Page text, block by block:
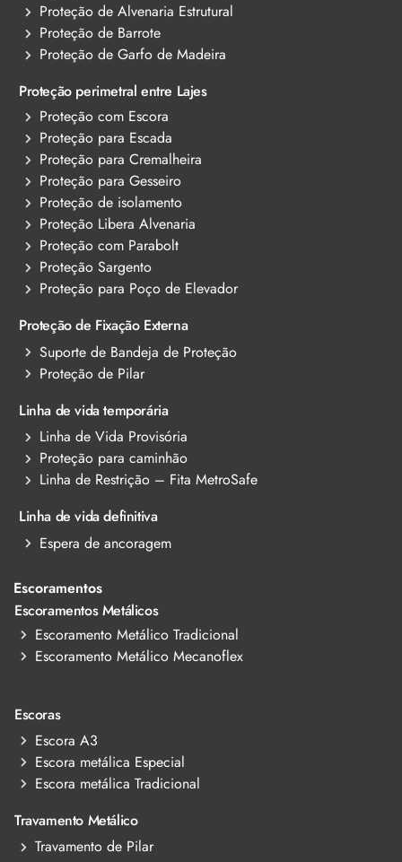
Proteção de Alvenaria Estrutural
Proteção de Barrote
Proteção de Garfo de Madeira
Proteção perimetral entre Lajes
Proteção com Escora
Proteção para Escada
Proteção para Cremalheira
Proteção para Gesseiro
Proteção de isolamento
Proteção Libera Alvenaria
Proteção com Parabolt
Proteção Sargento
Proteção para Poço de Elevador
Proteção de Fixação Externa
Suporte de Bandeja de Proteção
Proteção de Pilar
Linha de vida temporária
Linha de Vida Provisória
Proteção para caminhão
Linha de Restrição – Fita MetroSafe
Linha de vida definitiva
Espera de ancoragem
Escoramentos
Escoramentos Metálicos
Escoramento Metálico Tradicional
Escoramento Metálico Mecanoflex
Escoras
Escora A3
Escora metálica Especial
Escora metálica Tradicional
Travamento Metálico
Travamento de Pilar